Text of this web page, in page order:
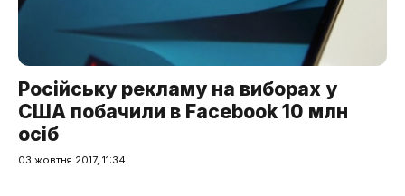
Російську рекламу на виборах у
США побачили в Facebook 10 млн
осіб
03 жовтня 2017, 11:34